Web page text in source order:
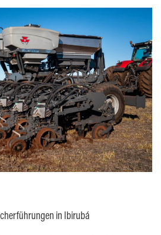
in Ibirubá